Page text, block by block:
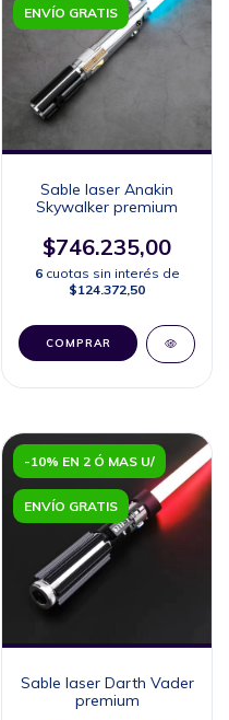
ENVÍO GRATIS
Sable laser Anakin
Skywalker premium
$746.235,00
6 cuotas sin interés de
$124.372,50
COMPRAR
-10% EN 2 Ó MAS U/
ENVÍO GRATIS
Sable laser Darth Vader
premium